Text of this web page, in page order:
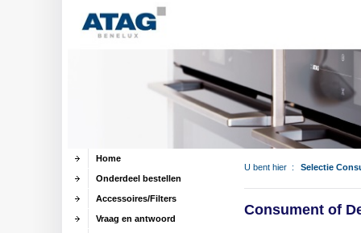
Home
Onderdeel bestellen
Accessoires/Filters
Vraag en antwoord
U bent hier : Selectie
Consument of